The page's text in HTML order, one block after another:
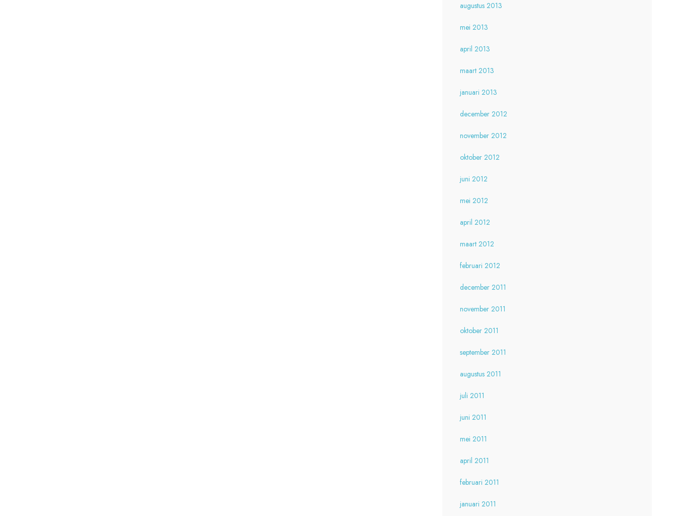
augustus 2013
mei 2013
april 2013
maart 2013
januari 2013
december 2012
november 2012
oktober 2012
juni 2012
mei 2012
april 2012
maart 2012
februari 2012
december 2011
november 2011
oktober 2011
september 2011
augustus 2011
juli 2011
juni 2011
mei 2011
april 2011
februari 2011
januari 2011